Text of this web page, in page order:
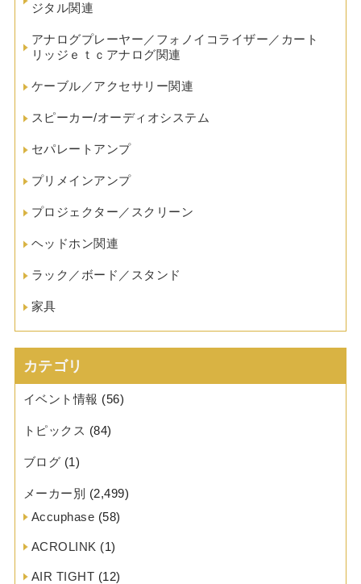
ジタル関連
アナログプレーヤー／フォノイコライザー／カート
リッジｅｔｃアナログ関連
ケーブル／アクセサリー関連
スピーカー/オーディオシステム
セパレートアンプ
プリメインアンプ
プロジェクター／スクリーン
ヘッドホン関連
ラック／ボード／スタンド
家具
カテゴリ
イベント情報 (56)
トピックス (84)
ブログ (1)
メーカー別 (2,499)
Accuphase (58)
ACROLINK (1)
AIR TIGHT (12)